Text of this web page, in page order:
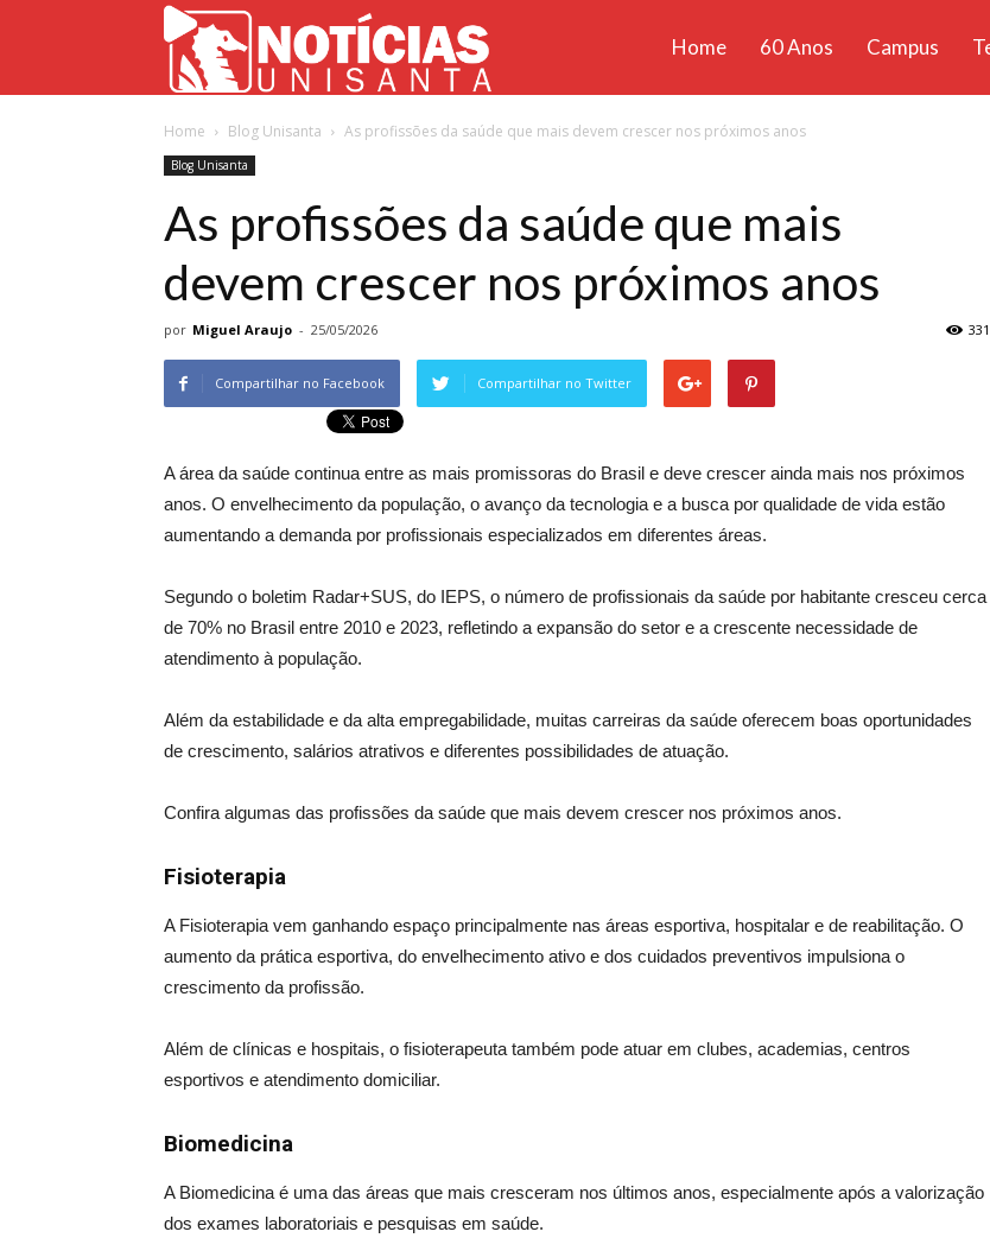
Unisanta
Home 60 Anos Campus
Home Blog Unisanta As profissões da saúde que mais devem crescer nos próximos anos
Blog Unisanta
As profissões da saúde que mais
devem crescer nos próximos anos
por Miguel Araujo - 25/05/2026 331
Compartilhar no Facebook Compartilhar no Twitter
A área da saúde continua entre as mais promissoras do Brasil e deve crescer ainda mais nos próximos
anos. O envelhecimento da população, o avanço da tecnologia e a busca por qualidade de vida estão
aumentando a demanda por profissionais especializados em diferentes áreas.
Segundo o boletim Radar+SUS, do IEPS, o número de profissionais da saúde por habitante cresceu cerca
de 70% no Brasil entre 2010 e 2023, refletindo a expansão do setor e a crescente necessidade de
atendimento à população.
Além da estabilidade e da alta empregabilidade, muitas carreiras da saúde oferecem boas oportunidades
de crescimento, salários atrativos e diferentes possibilidades de atuação.
Confira algumas das profissões da saúde que mais devem crescer nos próximos anos.
Fisioterapia
A Fisioterapia vem ganhando espaço principalmente nas áreas esportiva, hospitalar e de reabilitação. O
aumento da prática esportiva, do envelhecimento ativo e dos cuidados preventivos impulsiona o
crescimento da profissão.
Além de clínicas e hospitais, o fisioterapeuta também pode atuar em clubes, academias, centros
esportivos e atendimento domiciliar.
Biomedicina
A Biomedicina é uma das áreas que mais cresceram nos últimos anos, especialmente após a valorização
dos exames laboratoriais e pesquisas em saúde.